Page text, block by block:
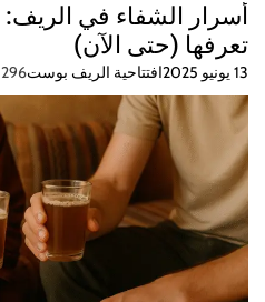
تعرفها (حتى الآن)
13 يونيو 2025 افتتاحية الريف بوست296 المشاهدات